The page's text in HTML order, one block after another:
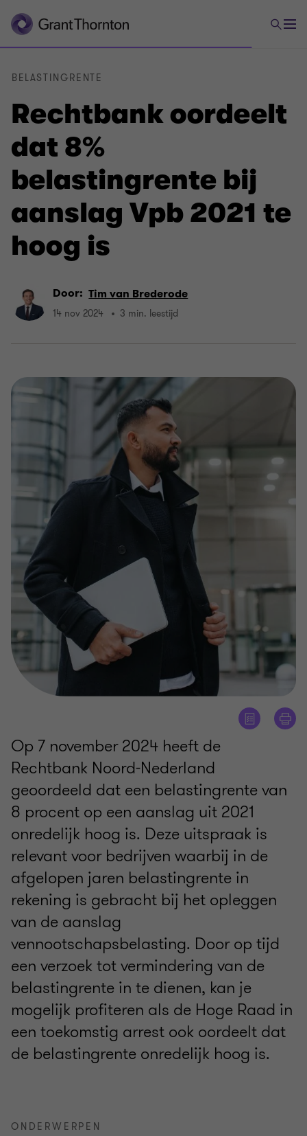
Rechtbank oordeelt
dat 8%
belastingrente bij
aanslag Vpb 2021 te
hoog is
BELASTINGRENTE
Door: Tim van Brederode
14 nov 2024 3 min. leestijd
Op 7 november 2024 heeft de
Rechtbank Noord-Nederland
geoordeeld dat een belastingrente van
8 procent op een aanslag uit 2021
onredelijk hoog is. Deze uitspraak is
relevant voor bedrijven waarbij in de
afgelopen jaren belastingrente in
rekening is gebracht bij het opleggen
van de aanslag
vennootschapsbelasting. Door op tijd
een verzoek tot vermindering van de
belastingrente in te dienen, kan je
mogelijk profiteren als de Hoge Raad in
een toekomstig arrest ook oordeelt dat
de belastingrente onredelijk hoog is.
ONDERWERPEN